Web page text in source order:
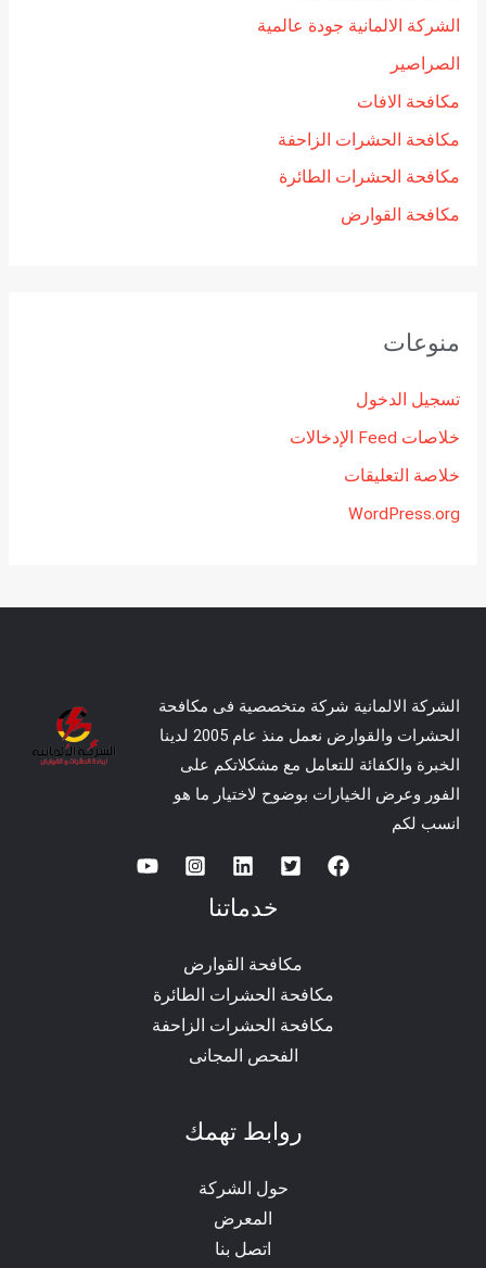
الشركة الالمانية جودة عالمية
الصراصير
مكافحة الافات
مكافحة الحشرات الزاحفة
مكافحة الحشرات الطائرة
مكافحة القوارض
منوعات
تسجيل الدخول
خلاصات Feed الإدخالات
خلاصة التعليقات
WordPress.org
الشركة الالمانية شركة متخصصية فى مكافحة
الحشرات والقوارض نعمل منذ عام 2005 لدينا
الخبرة والكفائة للتعامل مع مشكلاتكم على
الفور وعرض الخيارات بوضوح لاختيار ما هو
انسب لكم
خدماتنا
مكافحة القوارض
مكافحة الحشرات الطائرة
مكافحة الحشرات الزاحفة
الفحص المجانى
روابط تهمك
حول الشركة
المعرض
اتصل بنا